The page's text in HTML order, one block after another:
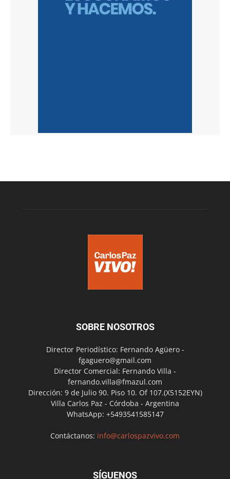
SOBRE NOSOTROS
Director Periodístico: Fernando Agüero -
fgaguero@gmail.com
Director Comercial: Fernando Villa -
fernando.villa@fmazul.com
Dirección: 9 de Julio 90. Piso 10. Of 107.(X5152EYN)
Villa Carlos Paz - Córdoba - Argentina
WhatsApp: +5493541585147
Contáctanos: info@carlospazvivo.com
SÍGUENOS